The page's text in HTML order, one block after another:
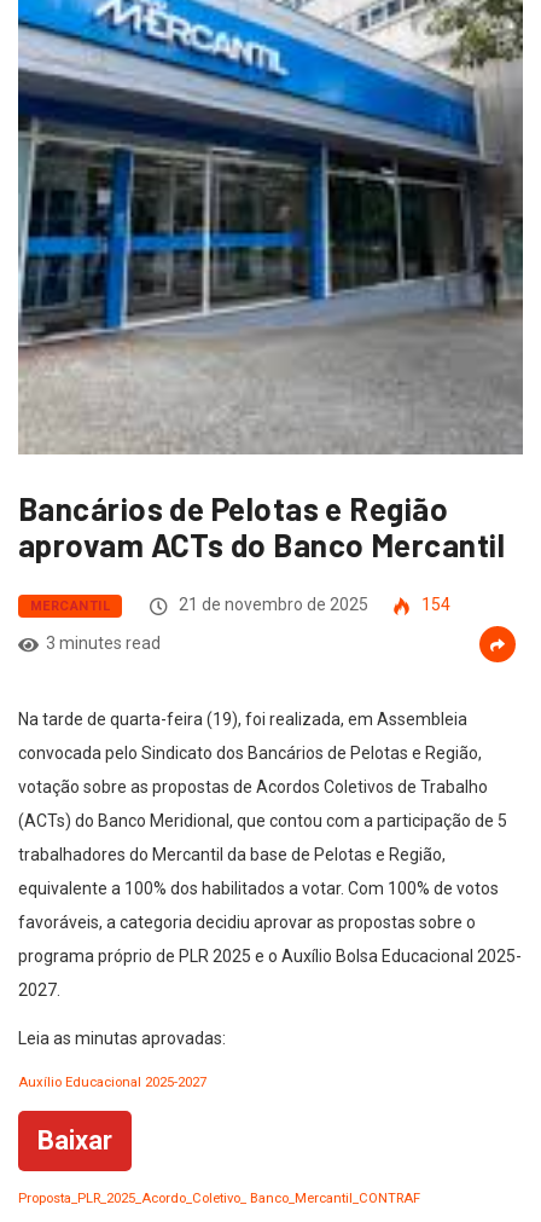
Bancários de Pelotas e Região
aprovam ACTs do Banco Mercantil
MERCANTIL 21 de novembro de 2025
154
3 minutes read
Na tarde de quarta-feira (19), foi realizada, em Assembleia
convocada pelo Sindicato dos Bancários de Pelotas e Região,
votação sobre as propostas de Acordos Coletivos de Trabalho
(ACTs) do Banco Meridional, que contou com a participação de 5
trabalhadores do Mercantil da base de Pelotas e Região,
equivalente a 100% dos habilitados a votar. Com 100% de votos
favoráveis, a categoria decidiu aprovar as propostas sobre o
programa próprio de PLR 2025 e o Auxílio Bolsa Educacional 2025-
2027.
Leia as minutas aprovadas:
Auxílio Educacional 2025-2027
Baixar
Proposta_PLR_2025_Acordo_Coletivo_ Banco_Mercantil_CONTRAF